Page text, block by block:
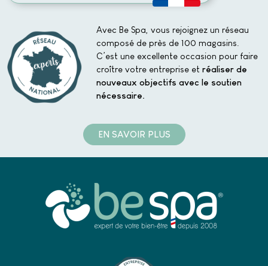
Avec Be Spa, vous rejoignez un réseau
composé de près de 100 magasins.
C’est une excellente occasion pour faire
croître votre entreprise etréaliser de
nouveaux objectifs avec le soutien
nécessaire.
EN SAVOIR PLUS